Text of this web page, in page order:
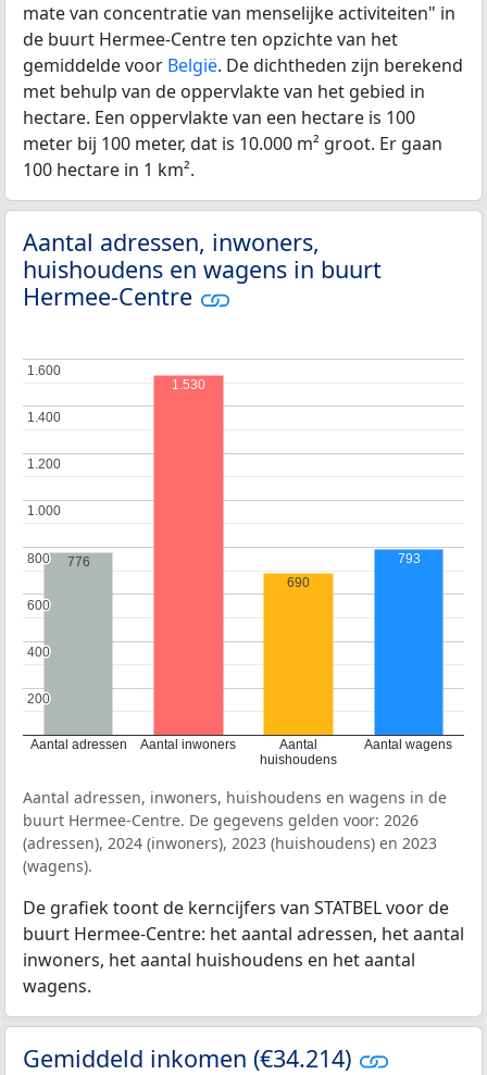
mate van concentratie van menselijke activiteiten" in
de buurt Hermee-Centre ten opzichte van het
gemiddelde voor België. De dichtheden zijn berekend
met behulp van de oppervlakte van het gebied in
hectare. Een oppervlakte van een hectare is 100
meter bij 100 meter, dat is 10.000 m² groot. Er gaan
100 hectare in 1 km².
Aantal adressen, inwoners,
huishoudens en wagens in buurt
Hermee-Centre
Aantal adressen Aantal inwoners
Aantal
huishoudens
Aantal wagens
200
200
400
400
600
600
800
800
1.000
1.000
1.200
1.200
1.400
1.400
1.600
1.600
776
1.530
690
793
Aantal adressen, inwoners, huishoudens en wagens in de
buurt Hermee-Centre. De gegevens gelden voor: 2026
(adressen), 2024 (inwoners), 2023 (huishoudens) en 2023
(wagens).
De grafiek toont de kerncijfers van STATBEL voor de
buurt Hermee-Centre: het aantal adressen, het aantal
inwoners, het aantal huishoudens en het aantal
wagens.
Gemiddeld inkomen (€34.214)